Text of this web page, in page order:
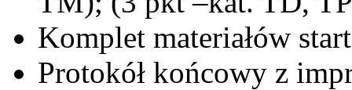
Komplet materiałów
Protokół końcowy z